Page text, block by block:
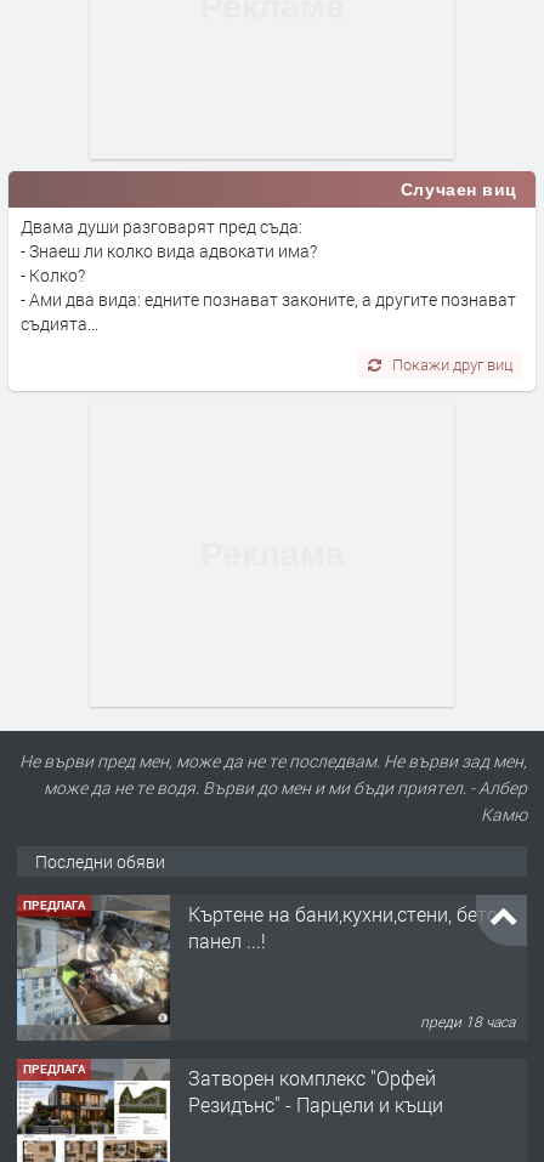
Случаен виц
Двама души разговарят пред съда:
- Знаеш ли колко вида адвокати има?
- Колко?
- Ами два вида: едните познават законите, а другите познават
съдията...
Покажи друг виц
Не върви пред мен, може да не те последвам. Не върви зад мен,
може да не те водя. Върви до мен и ми бъди приятел. - Албер
Камю
Последни обяви
ПРЕДЛАГА
Къртене на бани,кухни,стени, бетон,
панел ...!
преди 18 часа
ПРЕДЛАГА
Затворен комплекс "Орфей
Резидънс" - Парцели и къщи